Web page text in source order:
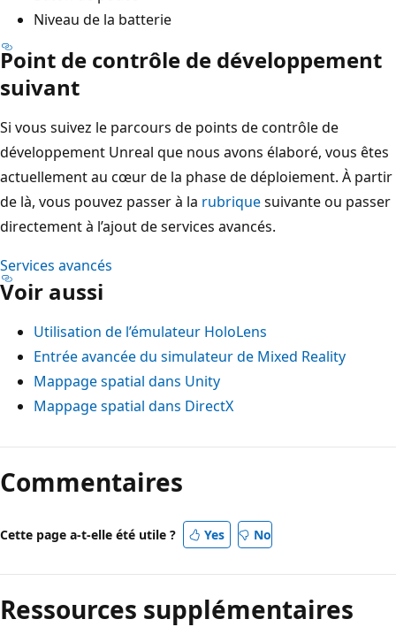
Niveau de la batterie
Point de contrôle de développement
suivant
Si vous suivez le parcours de points de contrôle de
développement Unreal que nous avons élaboré, vous êtes
actuellement au cœur de la phase de déploiement. À partir
de là, vous pouvez passer à la rubriquesuivante ou passer
directement à l’ajout de services avancés.
Services avancés
Voir aussi
Utilisation de l’émulateur HoloLens
Entrée avancée du simulateur de Mixed Reality
Mappage spatial dans Unity
Mappage spatial dans DirectX
Commentaires
Cette page a-t-elle été utile ? Yes No
Ressources supplémentaires